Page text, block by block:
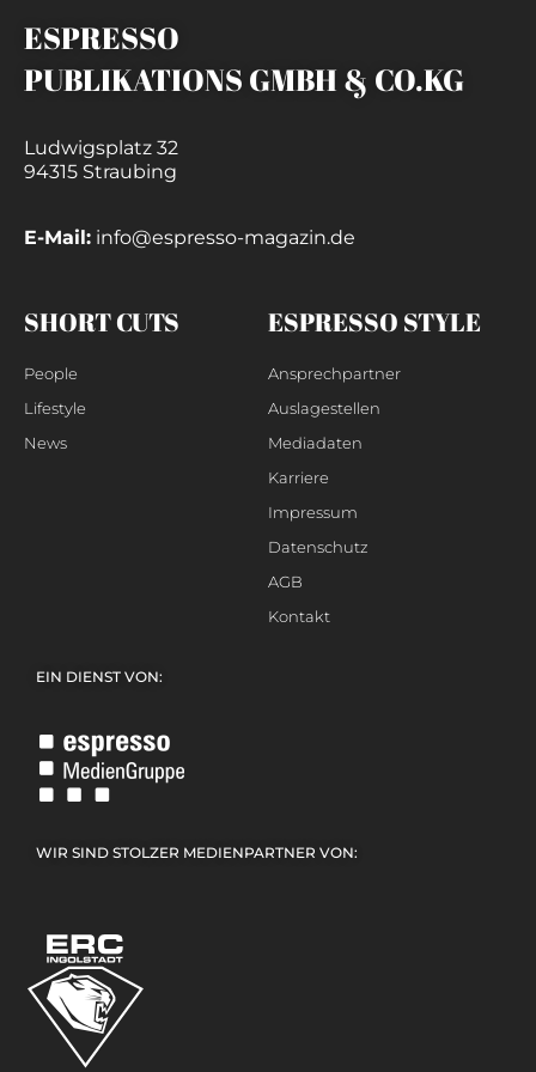
ESPRESSO
PUBLIKATIONS GMBH & CO.KG
Ludwigsplatz 32
94315 Straubing
E-Mail: info@espresso-magazin.de
SHORT CUTS
People
Lifestyle
News
ESPRESSO STYLE
Ansprechpartner
Auslagestellen
Mediadaten
Karriere
Impressum
Datenschutz
AGB
Kontakt
EIN DIENST VON:
WIR SIND STOLZER MEDIENPARTNER VON: